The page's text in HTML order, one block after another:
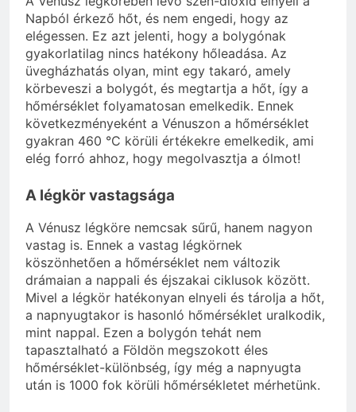
Napból érkező hőt, és nem engedi, hogy az
elégessen. Ez azt jelenti, hogy a bolygónak
gyakorlatilag nincs hatékony hőleadása. Az
üvegházhatás olyan, mint egy takaró, amely
körbeveszi a bolygót, és megtartja a hőt, így a
hőmérséklet folyamatosan emelkedik. Ennek
következményeként a Vénuszon a hőmérséklet
gyakran 460 °C körüli értékekre emelkedik, ami
elég forró ahhoz, hogy megolvasztja a ólmot!
A légkör vastagsága
A Vénusz légköre nemcsak sűrű, hanem nagyon
vastag is. Ennek a vastag légkörnek
köszönhetően a hőmérséklet nem változik
drámaian a nappali és éjszakai ciklusok között.
Mivel a légkör hatékonyan elnyeli és tárolja a hőt,
a napnyugtakor is hasonló hőmérséklet uralkodik,
mint nappal. Ezen a bolygón tehát nem
tapasztalható a Földön megszokott éles
hőmérséklet-különbség, így még a napnyugta
után is 1000 fok körüli hőmérsékletet mérhetünk.